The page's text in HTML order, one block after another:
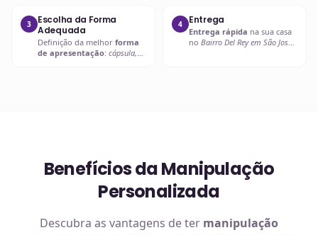
compatibilidade
3
Escolha da Forma
Adequada
Definição da melhor forma
de apresentação: cápsula,
4 Entrega
Entrega rápida na sua casa
no Bairro Del Rey em São José
Benefícios da Manipulação
Personalizada
Descubra as vantagens de ter manipulação